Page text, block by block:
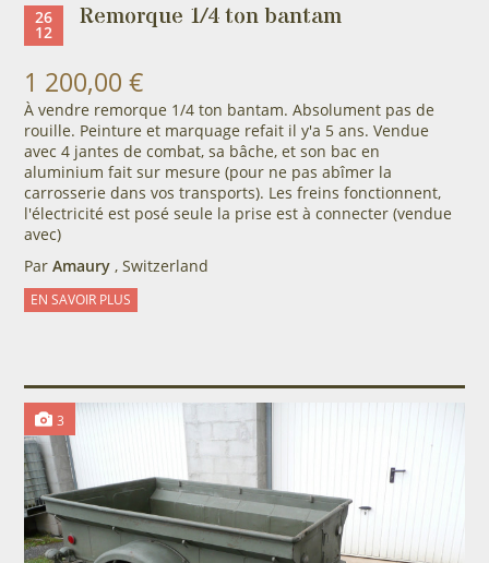
26
12 Remorque 1/4 ton bantam
1 200,00 €
À vendre remorque 1/4 ton bantam. Absolument pas de
rouille. Peinture et marquage refait il y'a 5 ans. Vendue
avec 4 jantes de combat, sa bâche, et son bac en
aluminium fait sur mesure (pour ne pas abîmer la
carrosserie dans vos transports). Les freins fonctionnent,
l'électricité est posé seule la prise est à connecter (vendue
avec)
Par Amaury , Switzerland
EN SAVOIR PLUS
3